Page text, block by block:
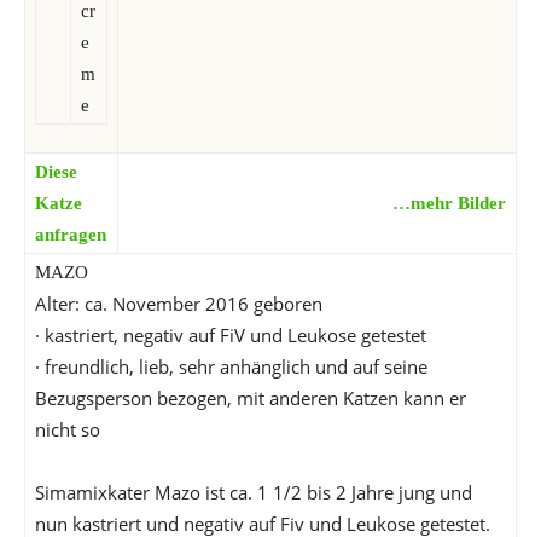
cr
e
m
e
Diese
Katze
anfragen
…mehr Bilder
MAZO
Alter: ca. November 2016 geboren
· kastriert, negativ auf FiV und Leukose getestet
· freundlich, lieb, sehr anhänglich und auf seine
Bezugsperson bezogen, mit anderen Katzen kann er
nicht so
Simamixkater Mazo ist ca. 1 1/2 bis 2 Jahre jung und
nun kastriert und negativ auf Fiv und Leukose getestet.